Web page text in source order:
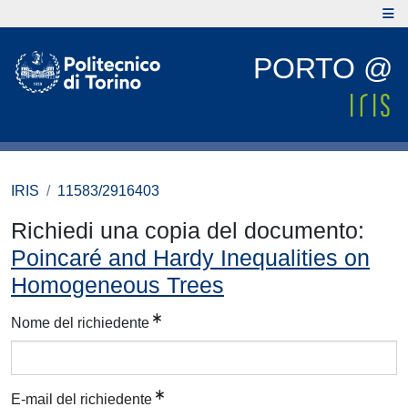
PORTO @
IRIS 11583/2916403
Richiedi una copia del documento:
Poincaré and Hardy Inequalities on
Homogeneous Trees
Nome del richiedente
E-mail del richiedente